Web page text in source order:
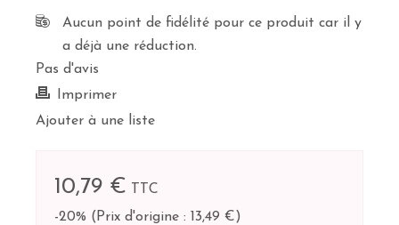
Aucun point de fidélité pour ce produit car il y
a déjà une réduction.
Pas d'avis
Imprimer
Ajouter à une liste
10,79 €
TTC
-20% ( Prix d'origine : 13,49 €)